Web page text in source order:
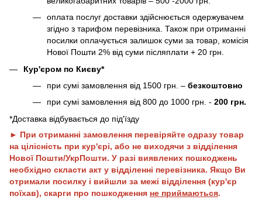
оплата послуг доставки здійснюється одержувачем
згідно з тарифом перевізника. Також при отриманні
посилки оплачується залишок суми за товар, комісія
Нової Пошти 2% від суми післяплати + 20 грн.
Кур'єром по Києву*
при сумі замовлення від 1500 грн. – безкоштовно
при сумі замовлення від 800 до 1000 грн. - 200 грн.
*Доставка відбувається до під'їзду
► При отриманні замовлення перевіряйте одразу товар
на цілісність при кур'єрі, або не виходячи з відділення
Нової Пошти/УкрПошти. У разі виявлених пошкоджень
необхідно скласти акт у відділенні перевізника. Якщо Ви
отримали посилку і вийшли за межі відділення (кур'єр
поїхав), скарги про пошкодження не приймаються.